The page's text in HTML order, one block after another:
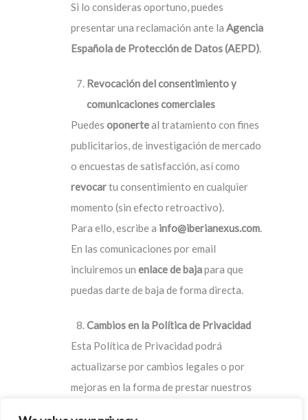
Si lo consideras oportuno, puedes
presentar una reclamación ante laAgencia
Española de Protección de Datos (AEPD).
Revocación del consentimiento y
comunicaciones comerciales
Puedesoponerteal tratamiento con fines
publicitarios, de investigación de mercado
o encuestas de satisfacción, así como
revocartu consentimiento en cualquier
momento (sin efecto retroactivo).
Para ello, escribe a info@iberianexus.com.
En las comunicaciones por email
incluiremos unenlace de bajapara que
puedas darte de baja de forma directa.
Cambios en la Política de Privacidad
Esta Política de Privacidad podrá
actualizarse por cambios legales o por
mejoras en la forma de prestar nuestros